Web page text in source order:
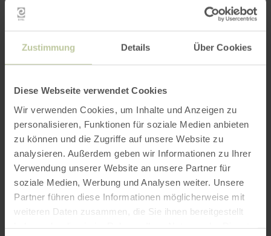
Zustimmung Details Über Cookies
Diese Webseite verwendet Cookies
Wir verwenden Cookies, um Inhalte und Anzeigen zu
personalisieren, Funktionen für soziale Medien anbieten
zu können und die Zugriffe auf unsere Website zu
analysieren. Außerdem geben wir Informationen zu Ihrer
Verwendung unserer Website an unsere Partner für
soziale Medien, Werbung und Analysen weiter. Unsere
Partner führen diese Informationen möglicherweise mit
weiteren Daten zusammen, die Sie ihnen bereitgestellt